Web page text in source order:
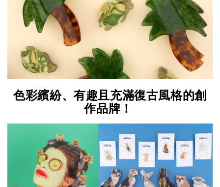
色彩繽紛、有趣且充滿復古風格的創
作品牌！